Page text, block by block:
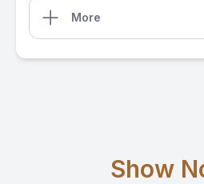
More
Show